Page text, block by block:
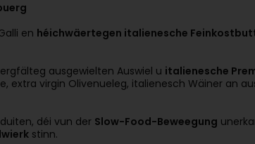
en héichwäertegen italienesche
ausgewielten Auswiel u italienesche
extra virgin Olivenueleg, italienesch Wäiner an
déi vun der Slow-Food-Beweegung
stinn.